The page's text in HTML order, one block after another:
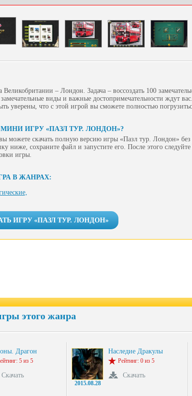
Великобритании – Лондон. Задача – воссоздать 100
виды и важные достопримечательности ждут
уверены, что с этой игрой вы сможете полностью
ИГРУ «ПАЗЛ ТУР. ЛОНДОН»?
можете скачать полную версию игры «Пазл тур. Лондон» без
ниже, сохраните файл и запустите его. После этого
игры.
В ЖАНРАХ:
ИГРУ «ПАЗЛ ТУР. ЛОНДОН»
этого жанра
Драгон
5 из 5
Скачать
2015.08.28
Наследие Дракулы
Рейтинг: 0 из 5
Скачать